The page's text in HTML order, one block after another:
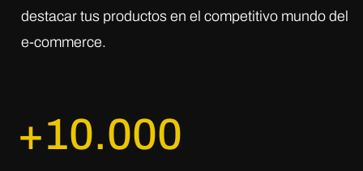
destacar tus productos en el competitivo mundo del
e-commerce.
+10.000